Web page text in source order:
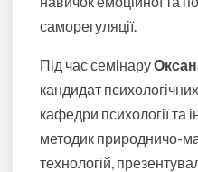
саморегуляції.
Під час семінару
кандидат
кафедри психології та
методик природничо-
технологій,